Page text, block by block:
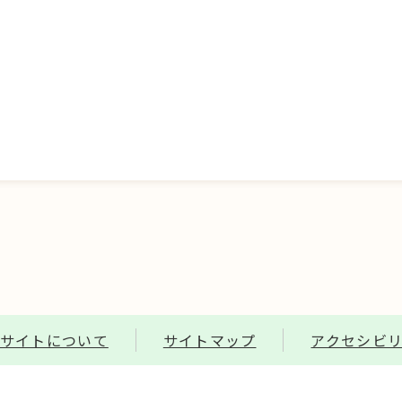
イトについて サイトマップ アクセシビ